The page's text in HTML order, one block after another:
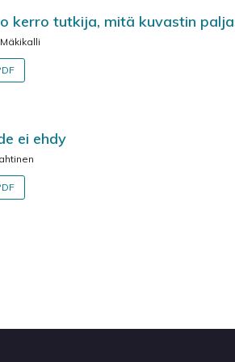
kerro tutkija, mitä kuvastin
ei ehdy